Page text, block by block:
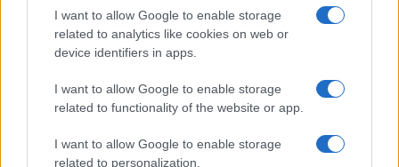
I want to allow Google to enable storage
related to analytics like cookies on web or
device identifiers in apps.
I want to allow Google to enable storage
related to functionality of the website or app.
I want to allow Google to enable storage
related to personalization.
F
a
ce
b
o
T
w
it
te
r
Pi
n
te
re
st
W
h
at
s
A
S
h
a
re
Articolo precedente
Prossimo articolo